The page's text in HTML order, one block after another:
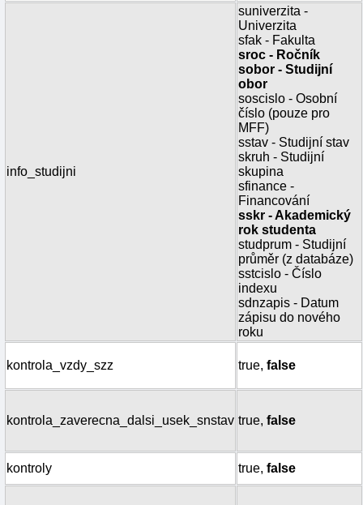
info_studijni
suniverzita -
Univerzita
sfak - Fakulta
sroc - Ročník
sobor - Studijní
obor
soscislo - Osobní
číslo (pouze pro
MFF)
sstav - Studijní stav
skruh - Studijní
skupina
sfinance -
Financování
sskr - Akademický
rok studenta
studprum - Studijní
průměr (z databáze)
sstcislo - Číslo
indexu
sdnzapis - Datum
zápisu do nového
roku
kontrola_vzdy_szz true, false
kontrola_zaverecna_dalsi_usek_snstav true, false
kontroly true, false